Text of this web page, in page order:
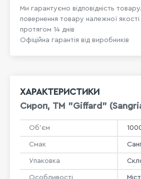
Ми гарантуємо відповідність
повернення товару належної
протягом 14 днів
Офіційна гарантія від виробників
ХАРАКТЕРИСТИКИ
Сироп, ТМ "Giffard"
Об'єм
Смак
Упаковка
Особливості